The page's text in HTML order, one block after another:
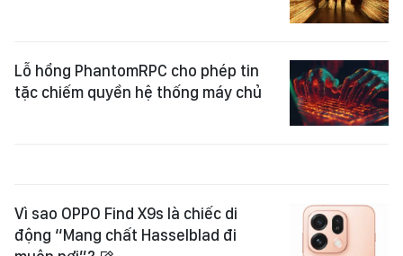
Lỗ hổng PhantomRPC cho phép tin
tặc chiếm quyền hệ thống máy chủ
Vì sao OPPO Find X9s là chiếc di
động “Mang chất Hasselblad đi